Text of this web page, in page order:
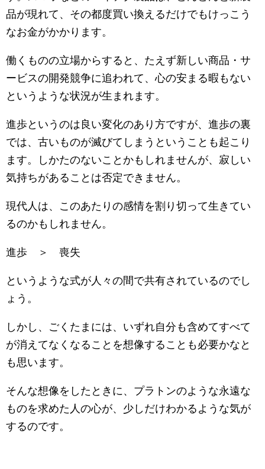
品が現れて、その都度買い換えるだけでもけっこう
なお金がかかります。
働くものの立場からすると、たえず新しい商品・サ
ービスの開発競争に追われて、心の安まる暇もない
というような状況が生まれます。
進歩というのは良い変化のあり方ですが、進歩の裏
では、古いものが滅びてしまうということも起こり
ます。しかたのないことかもしれませんが、寂しい
気持ちがあることは否定できません。
現代人は、このあたりの感情を割り切って生きてい
るのかもしれません。
進歩 ＞ 喪失
というような式が人々の間で共有されているのでし
ょう。
しかし、ごくたまには、いずれ自分も含めてすべて
が消えてなくなることを想像することも必要かなと
も思います。
そんな想像をしたときに、プラトンのような永遠な
ものを求めた人の心が、少しだけわかるような気が
するのです。